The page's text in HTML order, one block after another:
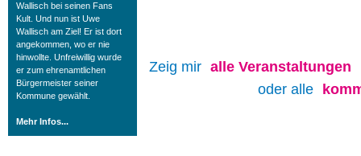
Wallisch bei seinen Fans
Kult. Und nun ist Uwe
Wallisch am Ziel! Er ist dort
angekommen, wo er nie
hinwollte. Unfreiwillig wurde
er zum ehrenamtlichen
Bürgermeister seiner
Kommune gewählt.
Mehr Infos...
Zeig mir alle Veranstaltungen
oder alle